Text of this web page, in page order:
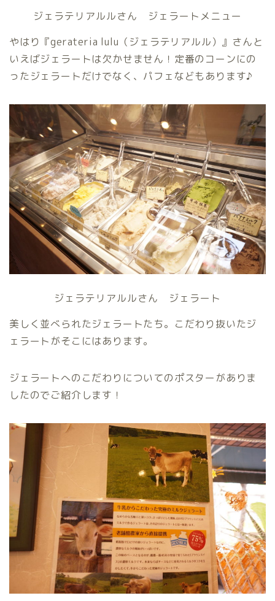
ジェラテリアルルさん ジェラートメニュー
やはり『gerateria lulu（ジェラテリアルル）』さんと
いえばジェラートは欠かせません！定番のコーンにの
ったジェラートだけでなく、パフェなどもあります♪
ジェラテリアルルさん ジェラート
美しく並べられたジェラートたち。こだわり抜いたジ
ェラートがそこにはあります。
ジェラートへのこだわりについてのポスターがありま
したのでご紹介します！